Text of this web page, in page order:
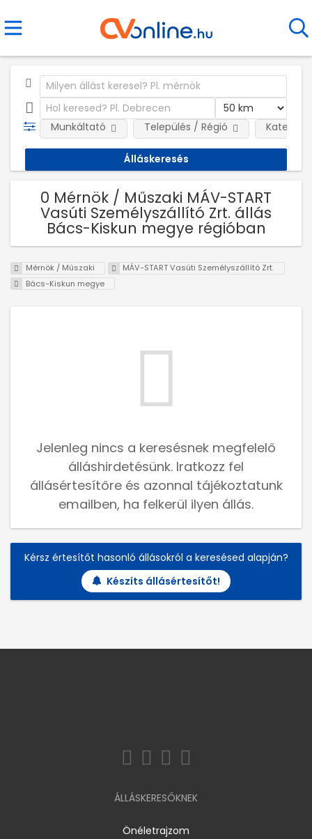
Munkáltató Település / Régió
0 Mérnök / Műszaki MÁV-START
Vasúti Személyszállító Zrt. állás
Bács-Kiskun megye régióban
Mérnök / Műszaki
MÁV-START Vasúti Személyszállító Zrt.
Bács-Kiskun megye
Jelenleg nincs a keresésnek megfelelő
álláshirdetésünk. Iratkozz fel
állásértesítőre és azonnal tájékoztatunk
emailben, ha felkerül ilyen állás.
Kérsz értesítőt hasonló állásokról a keresésed alapján?
Készíts állásértesítőt!
ÁLLÁSKERESŐKNEK
Önéletrajzom